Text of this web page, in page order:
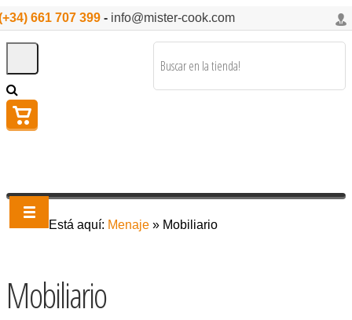
661 707 399 - info@mister-cook.com
Está aquí: Menaje » Mobiliario
Mobiliario